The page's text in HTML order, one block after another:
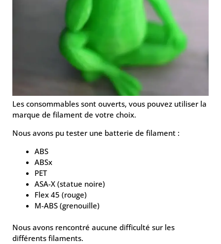
Les consommables sont ouverts, vous pouvez utiliser la
marque de filament de votre choix.
Nous avons pu tester une batterie de filament :
ABS
ABSx
PET
ASA-X (statue noire)
Flex 45 (rouge)
M-ABS (grenouille)
Nous avons rencontré aucune difficulté sur les
différents filaments.